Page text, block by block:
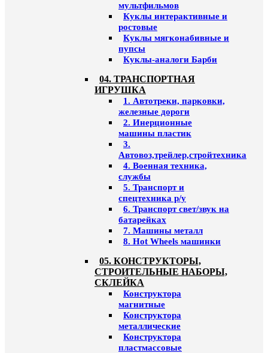
мультфильмов
Куклы интерактивные и
ростовые
Куклы мягконабивные и
пупсы
Куклы-аналоги Барби
04. ТРАНСПОРТНАЯ
ИГРУШКА
1. Автотреки, парковки,
железные дороги
2. Инерционные
машины пластик
3.
Автовоз,трейлер,стройтехника
4. Военная техника,
службы
5. Транспорт и
спецтехника р/у
6. Транспорт свет/звук на
батарейках
7. Машины металл
8. Hot Wheels машинки
05. КОНСТРУКТОРЫ,
СТРОИТЕЛЬНЫЕ НАБОРЫ,
СКЛЕЙКА
Конструктора
магнитные
Конструктора
металлические
Конструктора
пластмассовые